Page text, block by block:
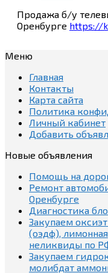
Продажа б/у
Оренбурге https://
Меню
Главная
Контакты
Карта сайта
Политика
Личный кабинет
Добавить
Новые объявления
Помощь на
Ремонт
Оренбурге
Диагностика
Закупаем
(оэдф),
неликвиды по
Закупаем
молибдат